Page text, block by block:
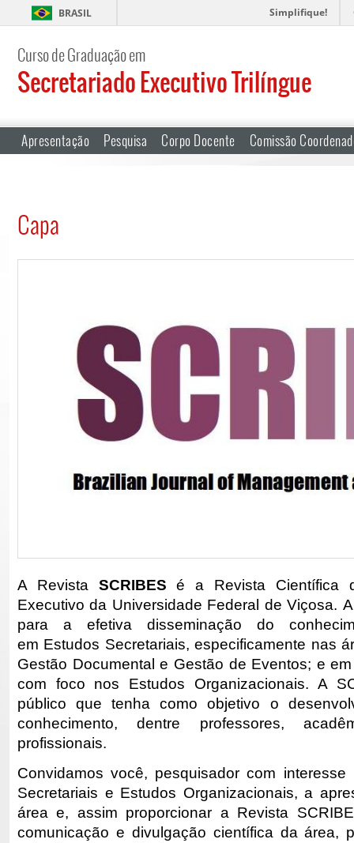
BRASIL Simplifique!
Curso de Graduação em
Secretariado Executivo Trilíngue
Apresentação Pesquisa Corpo Docente Comissão
Capa
A Revista SCRIBESé a
Revista Científica
Executivo da Universidade Federal de Viçosa.
para a efetiva disseminação do
em Estudos Secretariais, especificamente nas
Gestão Documental e Gestão de Eventos; e
com foco nos Estudos Organizacionais. A
público que tenha como objetivo o
conhecimento, dentre professores,
profissionais.
Convidamos você, pesquisador com
Secretariais e Estudos Organizacionais, a
área e, assim proporcionar a Revista
comunicação e divulgação científica da área,